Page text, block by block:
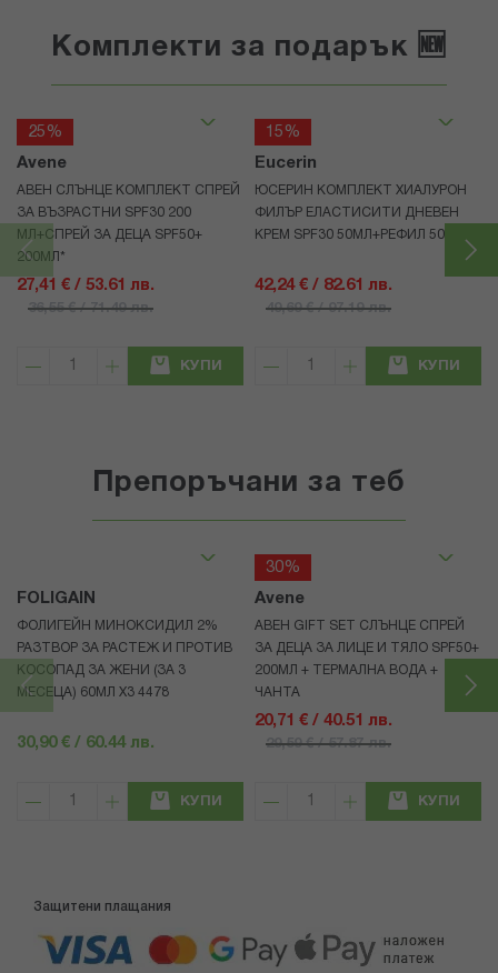
Комплекти за подарък 🆕
25%
Avene
АВЕН СЛЪНЦЕ КОМПЛЕКТ СПРЕЙ
ЗА ВЪЗРАСТНИ SPF30 200
МЛ+СПРЕЙ ЗА ДЕЦА SPF50+
200МЛ*
27,41 € / 53.61 лв.
36,55 € / 71.49 лв.
КУПИ
15%
Eucerin
ЮСЕРИН КОМПЛЕКТ ХИАЛУРОН
ФИЛЪР ЕЛАСТИСИТИ ДНЕВЕН
КРЕМ SPF30 50МЛ+РЕФИЛ 50МЛ
42,24 € / 82.61 лв.
49,69 € / 97.19 лв.
КУПИ
Препоръчани за теб
FOLIGAIN
ФОЛИГЕЙН МИНОКСИДИЛ 2%
РАЗТВОР ЗА РАСТЕЖ И ПРОТИВ
КОСОПАД ЗА ЖЕНИ (ЗА 3
МЕСЕЦА) 60МЛ X3 4478
30,90 € / 60.44 лв.
КУПИ
30%
Avene
АВЕН GIFT SET СЛЪНЦЕ СПРЕЙ
ЗА ДЕЦА ЗА ЛИЦЕ И ТЯЛО SPF50+
200МЛ + ТЕРМАЛНА ВОДА +
ЧАНТА
20,71 € / 40.51 лв.
29,59 € / 57.87 лв.
КУПИ
Защитени плащания